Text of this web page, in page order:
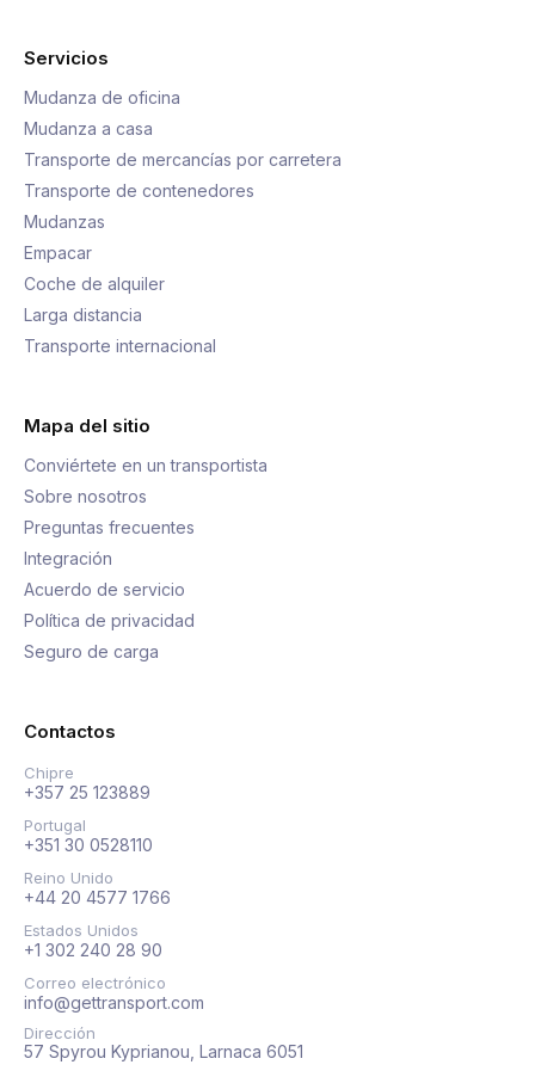
Servicios
Mudanza de oficina
Mudanza a casa
Transporte de mercancías por carretera
Transporte de contenedores
Mudanzas
Empacar
Coche de alquiler
Larga distancia
Transporte internacional
Mapa del sitio
Conviértete en un transportista
Sobre nosotros
Preguntas frecuentes
Integración
Acuerdo de servicio
Política de privacidad
Seguro de carga
Contactos
Chipre
+357 25 123889
Portugal
+351 30 0528110
Reino Unido
+44 20 4577 1766
Estados Unidos
+1 302 240 28 90
Correo electrónico
info@gettransport.com
Dirección
57 Spyrou Kyprianou, Larnaca 6051